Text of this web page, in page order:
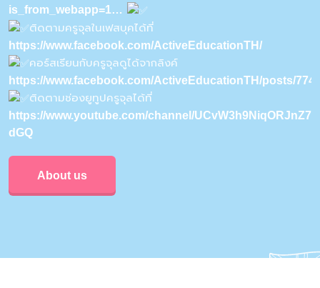
is_from_webapp=1…
ติดตามครูจุลในเฟสบุคได้ที่
https://www.facebook.com/ActiveEducationTH/
คอร์สเรียนกับครูจุลดูได้จากลิงค์
https://www.facebook.com/ActiveEducationTH/posts/
ติดตามช่องยูทูปครูจุลได้ที่
https://www.youtube.com/channel/
dGQ
About us